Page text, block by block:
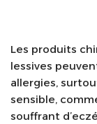
Les produits
lessives
allergies,
sensible,
souffrant